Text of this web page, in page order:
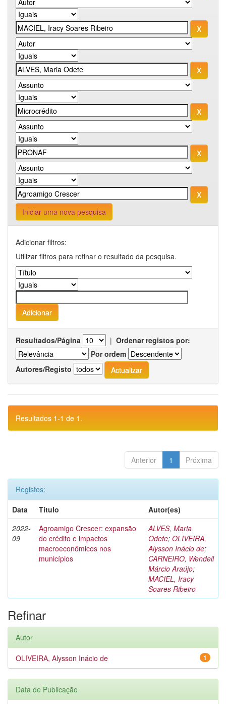
Iniciar uma nova pesquisa
Adicionar filtros:
Utilizar filtros para refinar o resultado da pesquisa.
Resultados/Página | Ordenar registos por:
Por ordem
Autores/Registo
Resultados 1-1 de 1.
Anterior 1 Próxima
Registos:
Data
Título
Autor(es)
2022-
09
Agroamigo Crescer: expansão
do crédito e impactos
macroeconômicos nos
municípios
ALVES, Maria
Odete; OLIVEIRA,
Alysson Inácio de;
CARNEIRO, Wendell
Márcio Araújo;
MACIEL, Iracy
Soares Ribeiro
Refinar
Autor
1
OLIVEIRA, Alysson Inácio de
Data de Publicação